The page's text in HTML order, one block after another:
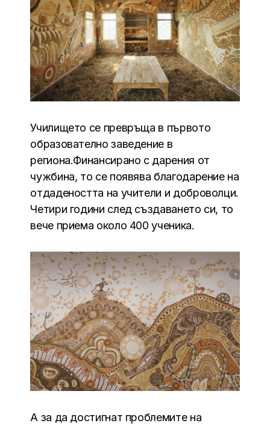
Училището се превръща в първото
образователно заведение в
региона.Финансирано с дарения от
чужбина, то се появява благодарение на
отдадеността на учители и доброволци.
Четири години след създаването си, то
вече приема около 400 ученика.
А за да достигнат проблемите на